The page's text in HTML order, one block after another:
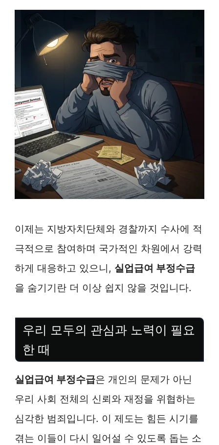
이제는 지방자치단체와 경찰까지 수사에 적
극적으로 참여하며 국가적인 차원에서 강력
하게 대응하고 있으니, 실업급여 부정수급
을 숨기기란 더 이상 쉽지 않을 것입니다.
우리 모두의 관심과 노력이 필요
한 때
실업급여 부정수급은 개인의 문제가 아닌
우리 사회 전체의 신뢰와 재정을 위협하는
심각한 범죄입니다. 이 제도는 힘든 시기를
겪는 이들이 다시 일어설 수 있도록 돕는 소